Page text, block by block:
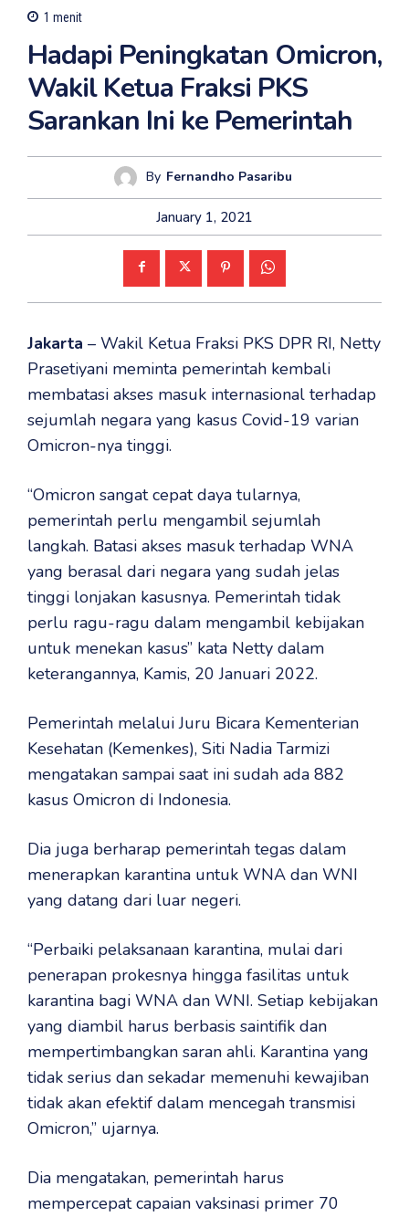
1 menit
Hadapi Peningkatan Omicron,
Wakil Ketua Fraksi PKS
Sarankan Ini ke Pemerintah
By Fernandho Pasaribu
January 1, 2021
Jakarta – Wakil Ketua Fraksi PKS DPR RI, Netty
Prasetiyani meminta pemerintah kembali
membatasi akses masuk internasional terhadap
sejumlah negara yang kasus Covid-19 varian
Omicron-nya tinggi.
“Omicron sangat cepat daya tularnya,
pemerintah perlu mengambil sejumlah
langkah. Batasi akses masuk terhadap WNA
yang berasal dari negara yang sudah jelas
tinggi lonjakan kasusnya. Pemerintah tidak
perlu ragu-ragu dalam mengambil kebijakan
untuk menekan kasus” kata Netty dalam
keterangannya, Kamis, 20 Januari 2022.
Pemerintah melalui Juru Bicara Kementerian
Kesehatan (Kemenkes), Siti Nadia Tarmizi
mengatakan sampai saat ini sudah ada 882
kasus Omicron di Indonesia.
Dia juga berharap pemerintah tegas dalam
menerapkan karantina untuk WNA dan WNI
yang datang dari luar negeri.
“Perbaiki pelaksanaan karantina, mulai dari
penerapan prokesnya hingga fasilitas untuk
karantina bagi WNA dan WNI. Setiap kebijakan
yang diambil harus berbasis saintifik dan
mempertimbangkan saran ahli. Karantina yang
tidak serius dan sekadar memenuhi kewajiban
tidak akan efektif dalam mencegah transmisi
Omicron,” ujarnya.
Dia mengatakan, pemerintah harus
mempercepat capaian vaksinasi primer 70